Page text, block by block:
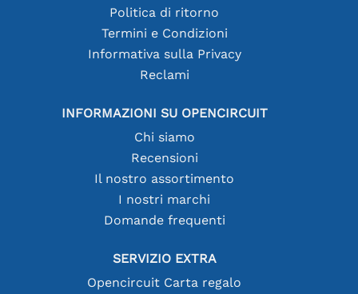
Politica di ritorno
Termini e Condizioni
Informativa sulla Privacy
Reclami
INFORMAZIONI SU OPENCIRCUIT
Chi siamo
Recensioni
Il nostro assortimento
I nostri marchi
Domande frequenti
SERVIZIO EXTRA
Opencircuit Carta regalo